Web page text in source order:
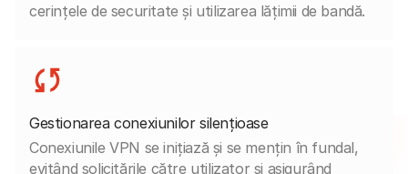
cerințele de securitate și utilizarea lățimii de bandă.
Gestionarea conexiunilor silențioase
Conexiunile VPN se inițiază și se mențin în fundal,
evitând solicitările către utilizator și asigurând